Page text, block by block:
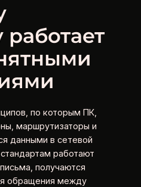
по которым ПК,
маршрутизаторы и
данными в сетевой
работают
получаются
обращения между